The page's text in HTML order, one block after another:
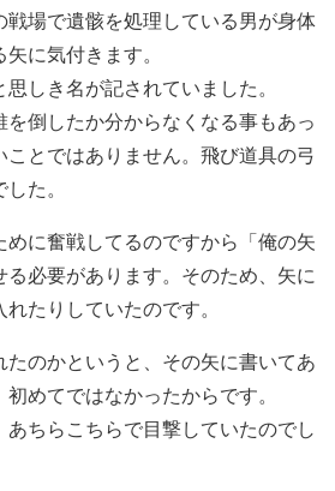
戦場で遺骸を処理している男が身体
に気付きます。
しき名が記されていました。
倒したか分からなくなる事もあっ
とではありません。飛び道具の弓
た。
めに奮戦してるのですから「俺の矢
必要があります。そのため、矢に
たりしていたのです。
たのかというと、その矢に書いてあ
めてではなかったからです。
ちらこちらで目撃していたのでし